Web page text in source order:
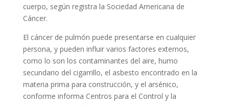
cuerpo, según registra la Sociedad Americana de
Cáncer.
El cáncer de pulmón puede presentarse en cualquier
persona, y pueden influir varios factores externos,
como lo son los contaminantes del aire, humo
secundario del cigarrillo, el asbesto encontrado en la
materia prima para construcción, y el arsénico,
conforme informa Centros para el Control y la